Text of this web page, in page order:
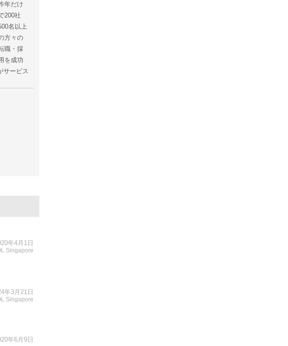
年だけ
200社
名以上
方々の
職・採
を成功
サービス
年4月1日
Singapore
年3月21日
Singapore
年6月9日